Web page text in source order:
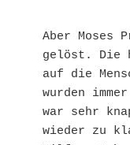
Aber Moses
gelöst. Die
auf die
wurden
war sehr
wieder zu